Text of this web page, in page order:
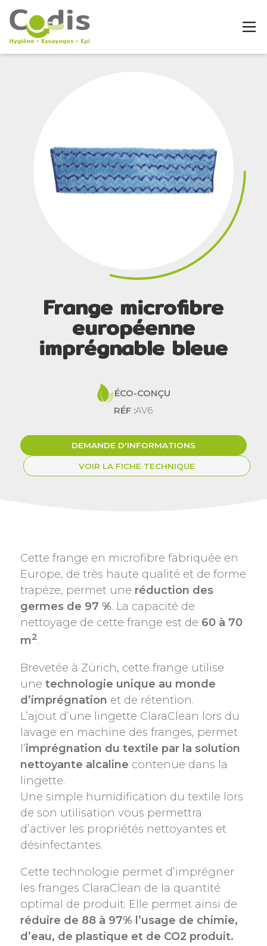
Frange microfibre
européenne
imprégnable bleue
ÉCO-CONÇU
RÉF :AV6
DEMANDE D'INFORMATIONS
VOIR LA FICHE TECHNIQUE
Cette frange en microfibre fabriquée en
Europe, de très haute qualité et de forme
trapèze, permet une réduction des
germes de 97 %. La capacité de
nettoyage de cette frange est de 60 à 70
m2.
Brevetée à Zürich, cette frange utilise
une technologie unique au monde
d’imprégnation et de rétention.
L’ajout d’une lingette ClaraClean lors du
lavage en machine des franges, permet
l’imprégnation du textile par la solution
nettoyante alcaline contenue dans la
lingette.
Une simple humidification du textile lors
de son utilisation vous permettra
d’activer les propriétés nettoyantes et
désinfectantes.
Cette technologie permet d’imprégner
les franges ClaraClean de la quantité
optimal de produit. Elle permet ainsi de
réduire de 88 à 97% l’usage de chimie,
d’eau, de plastique et de CO2 produit.